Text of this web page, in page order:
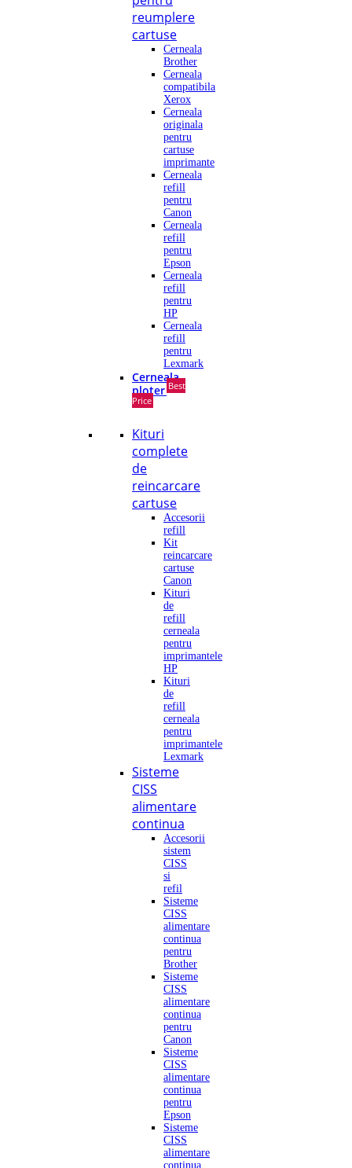
reumplere
cartuse
Cerneala
Brother
Cerneala
compatibila
Xerox
Cerneala
originala
pentru
cartuse
imprimante
Cerneala
refill
pentru
Canon
Cerneala
refill
pentru
Epson
Cerneala
refill
pentru
HP
Cerneala
refill
pentru
Lexmark
Cerneala
ploter Best
Price
Kituri
complete
de
reincarcare
cartuse
Accesorii
refill
Kit
reincarcare
cartuse
Canon
Kituri
de
refill
cerneala
pentru
imprimantele
HP
Kituri
de
refill
cerneala
pentru
imprimantele
Lexmark
Sisteme
CISS
alimentare
continua
Accesorii
sistem
CISS
si
refil
Sisteme
CISS
alimentare
continua
pentru
Brother
Sisteme
CISS
alimentare
continua
pentru
Canon
Sisteme
CISS
alimentare
continua
pentru
Epson
Sisteme
CISS
alimentare
continua